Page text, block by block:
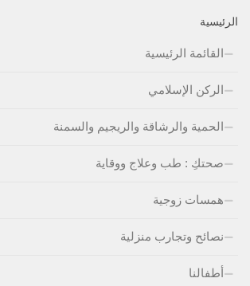
الرئيسية
القائمة الرئيسية
الركن الإسلامي
الحمية والرشاقة والريجيم والسمنة
صحتكِ : طب وعلاج ووقاية
همسات زوجية
نصائح وتجارب منزلية
أطفالنا